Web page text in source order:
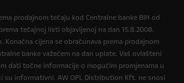
prodajnom tečaju kod Centralne banke BIH od
prema tečajnoj listi objavljenoj na dan 15.8.2008.
Konačna cijena se obračunava prema prodajnom
banke važećem na dan uplate. Vaš ovlašteni
dati točne informacije o mogućim promjenama u
su informativni. AW OPL Distribution Kft. ne snosi